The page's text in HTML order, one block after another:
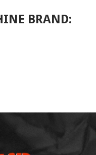
BRAND: